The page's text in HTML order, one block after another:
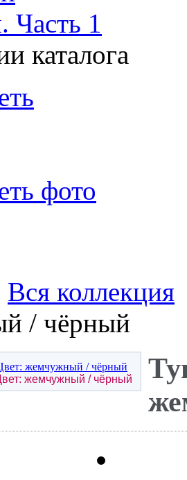
каталога
фото
Вся коллекция
/ чёрный
жемчужный / чёрный